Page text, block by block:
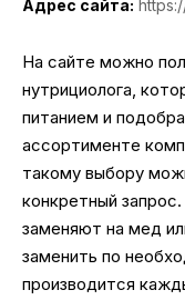
Адрес сайта:
На сайте можно
нутрициолога,
питанием и
ассортименте
такому выбору
конкретный
заменяют на мед
заменить по
производится